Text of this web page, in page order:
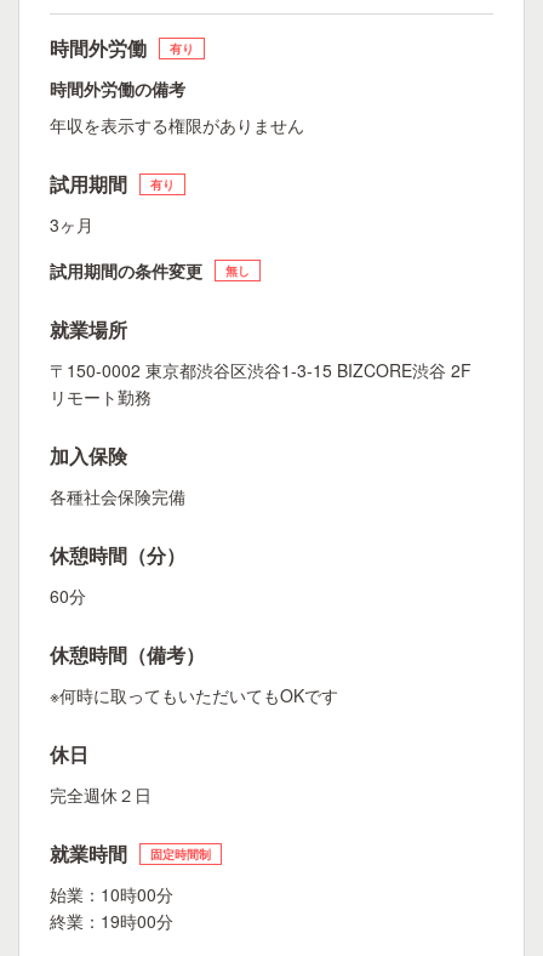
時間外労働 有り
時間外労働の備考
年収を表示する権限がありません
試用期間 有り
3ヶ月
試用期間の条件変更
無し
就業場所
〒150-0002 東京都渋谷区渋谷1-3-15 BIZCORE渋谷 2F
リモート勤務
加入保険
各種社会保険完備
休憩時間（分）
60分
休憩時間（備考）
※何時に取ってもいただいてもOKです
休日
完全週休２日
就業時間 固定時間制
始業：10時00分
終業：19時00分